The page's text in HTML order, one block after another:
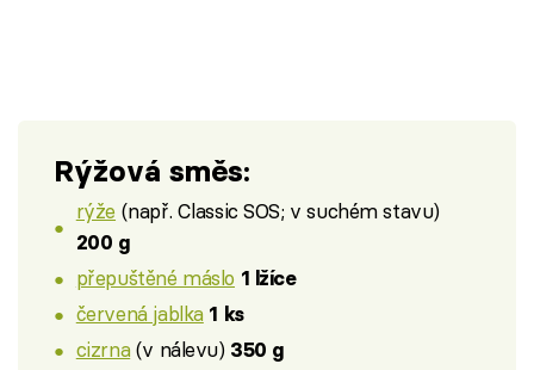
Rýžová směs:
rýže (např. Classic SOS; v suchém stavu)
200 g
přepuštěné máslo 1 lžíce
červená jablka 1 ks
cizrna(v nálevu) 350 g